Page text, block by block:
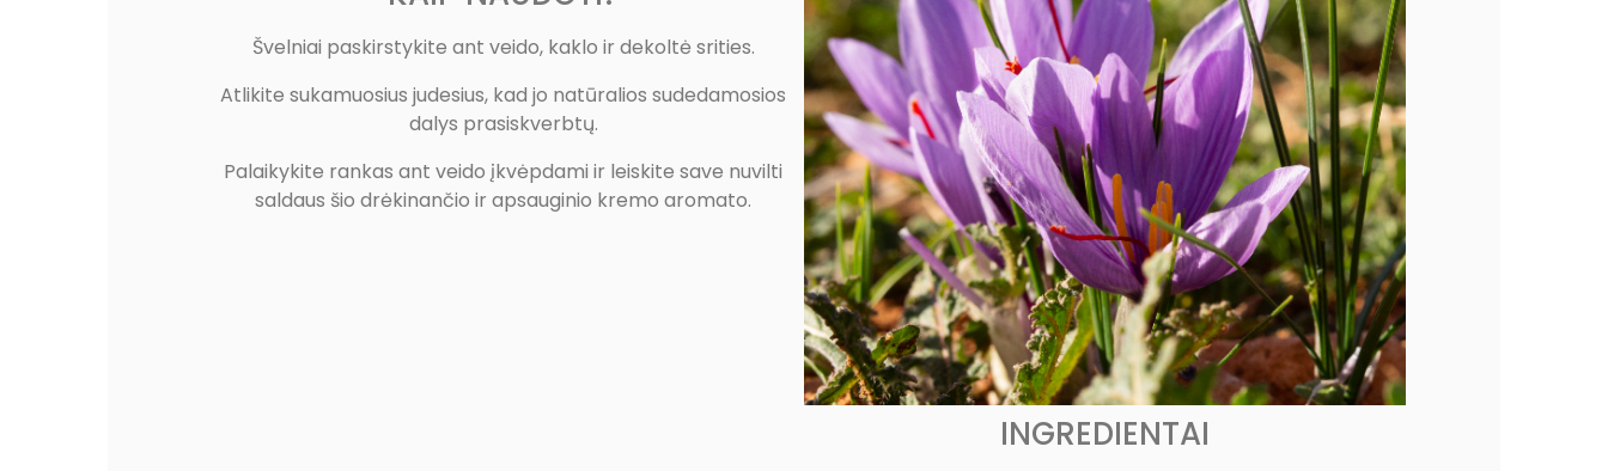
Švelniai paskirstykite ant veido, kaklo ir dekoltė srities.
Atlikite sukamuosius judesius, kad jo natūralios sudedamosios
dalys prasiskverbtų.
Palaikykite rankas ant veido įkvėpdami ir leiskite save nuvilti
saldaus šio drėkinančio ir apsauginio kremo aromato.
INGREDIENTAI